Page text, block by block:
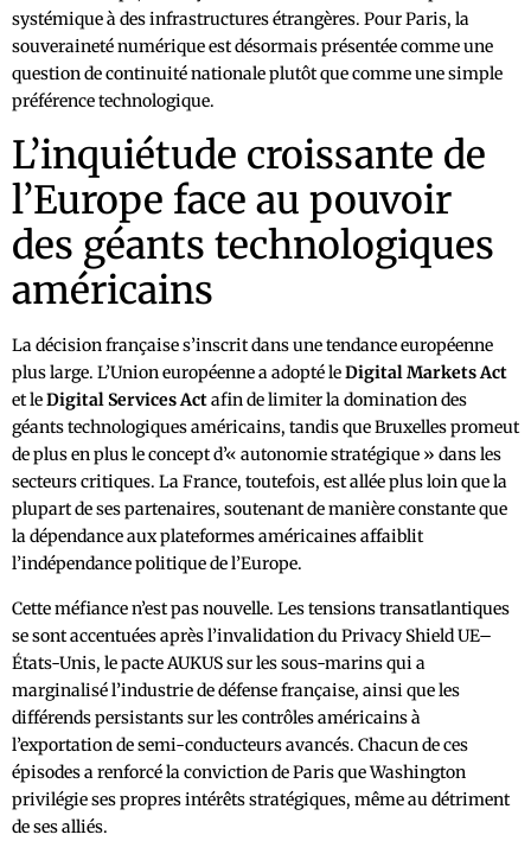
systémique à des infrastructures étrangères. Pour Paris, la
souveraineté numérique est désormais présentée comme une
question de continuité nationale plutôt que comme une simple
préférence technologique.
L’inquiétude croissante de
l’Europe face au pouvoir
des géants technologiques
américains
La décision française s’inscrit dans une tendance européenne
plus large. L’Union européenne a adopté leDigital Markets Act
et leDigital Services Actafin de limiter la domination des
géants technologiques américains, tandis que Bruxelles promeut
de plus en plus le concept d’« autonomie stratégique » dans les
secteurs critiques. La France, toutefois, est allée plus loin que la
plupart de ses partenaires, soutenant de manière constante que
la dépendance aux plateformes américaines affaiblit
l’indépendance politique de l’Europe.
Cette méfiance n’est pas nouvelle. Les tensions transatlantiques
se sont accentuées après l’invalidation du Privacy Shield UE–
États-Unis, le pacte AUKUS sur les sous-marins qui a
marginalisé l’industrie de défense française, ainsi que les
différends persistants sur les contrôles américains à
l’exportation de semi-conducteurs avancés. Chacun de ces
épisodes a renforcé la conviction de Paris que Washington
privilégie ses propres intérêts stratégiques, même au détriment
de ses alliés.